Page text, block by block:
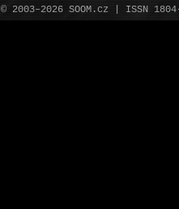
© 2003–2026 SOOM.cz | ISSN